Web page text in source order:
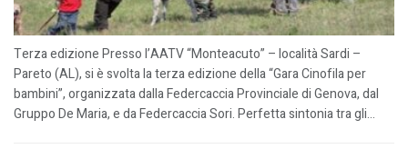
Terza edizione Presso l’AATV “Monteacuto” – località Sardi –
Pareto (AL), si è svolta la terza edizione della “Gara Cinofila per
bambini”, organizzata dalla Federcaccia Provinciale di Genova, dal
Gruppo De Maria, e da Federcaccia Sori. Perfetta sintonia tra gli...